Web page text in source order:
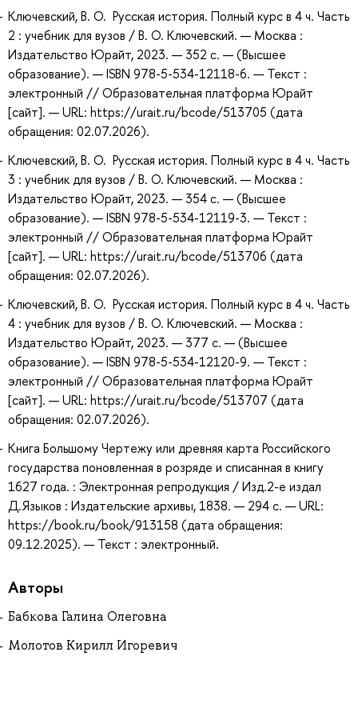
Ключевский, В. О. Русская история. Полный курс в 4 ч. Часть
2 : учебник для вузов / В. О. Ключевский. — Москва :
Издательство Юрайт, 2023. — 352 с. — (Высшее
образование). — ISBN 978-5-534-12118-6. — Текст :
электронный // Образовательная платформа Юрайт
[сайт]. — URL: https://urait.ru/bcode/513705 (дата
обращения: 02.07.2026).
Ключевский, В. О. Русская история. Полный курс в 4 ч. Часть
3 : учебник для вузов / В. О. Ключевский. — Москва :
Издательство Юрайт, 2023. — 354 с. — (Высшее
образование). — ISBN 978-5-534-12119-3. — Текст :
электронный // Образовательная платформа Юрайт
[сайт]. — URL: https://urait.ru/bcode/513706 (дата
обращения: 02.07.2026).
Ключевский, В. О. Русская история. Полный курс в 4 ч. Часть
4 : учебник для вузов / В. О. Ключевский. — Москва :
Издательство Юрайт, 2023. — 377 с. — (Высшее
образование). — ISBN 978-5-534-12120-9. — Текст :
электронный // Образовательная платформа Юрайт
[сайт]. — URL: https://urait.ru/bcode/513707 (дата
обращения: 02.07.2026).
Книга Большому Чертежу или древняя карта Российского
государства поновленная в розряде и списанная в книгу
1627 года. : Электронная репродукция / Изд.2-е издал
Д.Языков : Издательские архивы, 1838. — 294 с. — URL:
https://book.ru/book/913158 (дата обращения:
09.12.2025). — Текст : электронный.
Авторы
Бабкова Галина Олеговна
Молотов Кирилл Игоревич